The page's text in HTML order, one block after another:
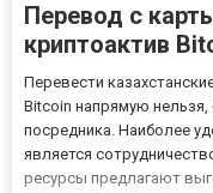
Перевод с
криптоактив
Перевести
Bitcoin напрямую
посредника. Наиболее
является
ресурсы предлагают